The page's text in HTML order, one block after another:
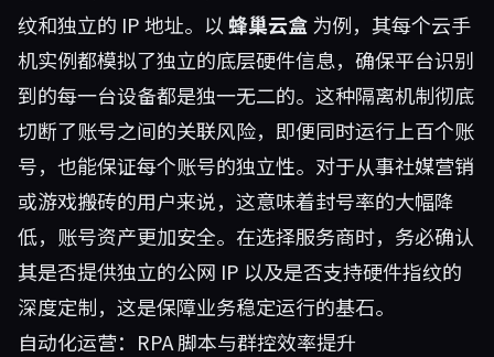
纹和独立的 IP 地址。以 蜂巢云盒 为例，其每个云手
机实例都模拟了独立的底层硬件信息，确保平台识别
到的每一台设备都是独一无二的。这种隔离机制彻底
切断了账号之间的关联风险，即便同时运行上百个账
号，也能保证每个账号的独立性。对于从事社媒营销
或游戏搬砖的用户来说，这意味着封号率的大幅降
低，账号资产更加安全。在选择服务商时，务必确认
其是否提供独立的公网 IP 以及是否支持硬件指纹的
深度定制，这是保障业务稳定运行的基石。
自动化运营：RPA 脚本与群控效率提升